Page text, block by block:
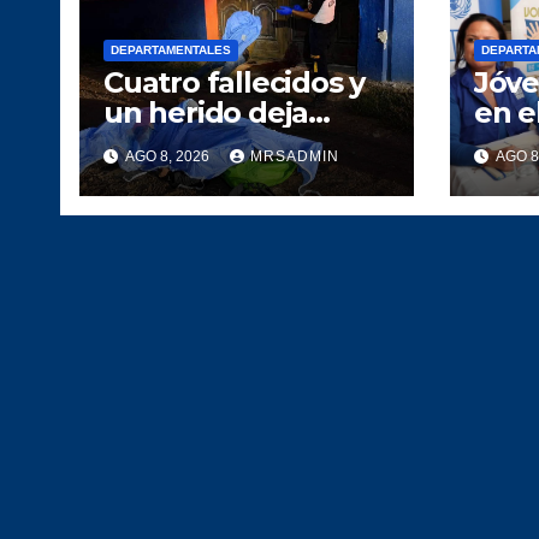
DEPARTAMENTALES
Cuatro fallecidos y
un herido deja
ataque armado en
La Gomera,
Escuintla
AGO 8, 2026 MRSADMIN
en
AGO